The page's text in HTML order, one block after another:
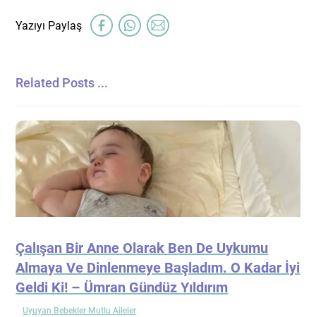
Related Posts ...
Çalışan Bir Anne Olarak Ben De Uykumu
Almaya Ve Dinlenmeye Başladım. O Kadar İyi
Geldi Ki! – Ümran Gündüz Yıldırım
Uyuyan Bebekler Mutlu Aileler